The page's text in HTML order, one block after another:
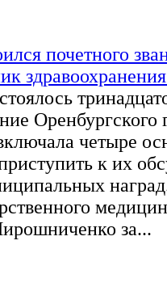
почетного
Оренбургского
четыре
к их
за...